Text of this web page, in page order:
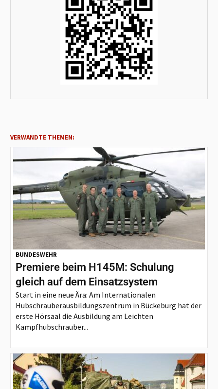
VERWANDTE THEMEN:
BUNDESWEHR
Premiere beim H145M: Schulung
gleich auf dem Einsatzsystem
Start in eine neue Ära: Am Internationalen
Hubschrauberausbildungszentrum in Bückeburg hat der
erste Hörsaal die Ausbildung am Leichten
Kampfhubschrauber...